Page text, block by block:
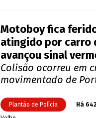
Motoboy fica
atingido por carro
avançou sinal
Colisão ocorreu em
movimentado de
Plantão de Polícia Há